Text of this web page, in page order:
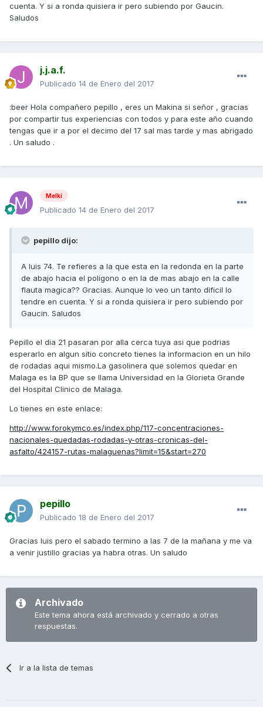
cuenta. Y si a ronda quisiera ir pero subiendo por Gaucin.
Saludos
j.j.a.f.
Publicado 14 de Enero del 2017
:beer Hola compañero pepillo , eres un Makina si señor , gracias
por compartir tus experiencias con todos y para este año cuando
tengas que ir a por el decimo del 17 sal mas tarde y mas abrigado
. Un saludo .
Melki
Publicado 14 de Enero del 2017
pepillo dijo:
A luis 74. Te refieres a la que esta en la redonda en la parte
de abajo hacia el poligono o en la de mas abajo en la calle
flauta magica?? Gracias. Aunque lo veo un tanto dificil lo
tendre en cuenta. Y si a ronda quisiera ir pero subiendo por
Gaucin. Saludos
Pepillo el dia 21 pasaran por alla cerca tuya asi que podrias
esperarlo en algun sitio concreto tienes la informacion en un hilo
de rodadas aqui mismo.La gasolinera que solemos quedar en
Malaga es la BP que se llama Universidad en la Glorieta Grande
del Hospital Clinico de Malaga.
Lo tienes en este enlace:
http://www.forokymco.es/index.php/117-concentraciones-
nacionales-quedadas-rodadas-y-otras-cronicas-del-
asfalto/424157-rutas-malaguenas?limit=15&start=270
pepillo
Publicado 18 de Enero del 2017
Gracias luis pero el sabado termino a las 7 de la mañana y me va
a venir justillo gracias ya habra otras. Un saludo
Archivado
Este tema ahora está archivado y cerrado a otras
respuestas.
Ir a la lista de temas